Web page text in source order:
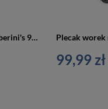
Torebka ze skóry licowej damska Barberini's 989-4 listonoszka średnia granatowa
99,99 zł